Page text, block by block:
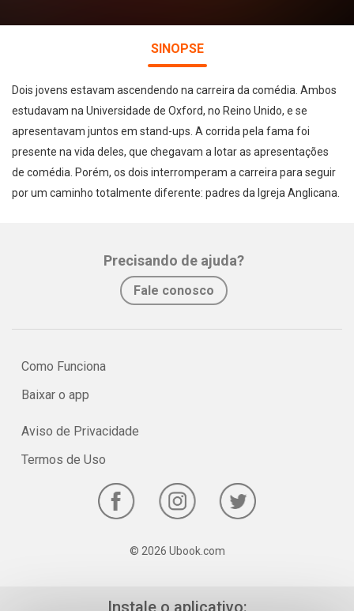
SINOPSE
Dois jovens estavam ascendendo na carreira da comédia. Ambos
estudavam na Universidade de Oxford, no Reino Unido, e se
apresentavam juntos em stand-ups. A corrida pela fama foi
presente na vida deles, que chegavam a lotar as apresentações
de comédia. Porém, os dois interromperam a carreira para seguir
por um caminho totalmente diferente: padres da Igreja Anglicana.
Precisando de ajuda?
Fale conosco
Como Funciona
Baixar o app
Aviso de Privacidade
Termos de Uso
© 2026 Ubook.com
Instale o aplicativo: